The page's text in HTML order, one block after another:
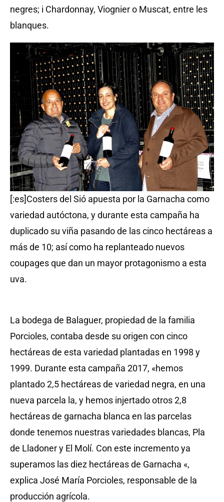
negres; i Chardonnay, Viognier o Muscat, entre les
blanques.
[:es]Costers del Sió apuesta por la Garnacha como
variedad autóctona, y durante esta campaña ha
duplicado su viña pasando de las cinco hectáreas a
más de 10; así como ha replanteado nuevos
coupages que dan un mayor protagonismo a esta
uva.
La bodega de Balaguer, propiedad de la familia
Porcioles, contaba desde su origen con cinco
hectáreas de esta variedad plantadas en 1998 y
1999. Durante esta campaña 2017, «hemos
plantado 2,5 hectáreas de variedad negra, en una
nueva parcela la, y hemos injertado otros 2,8
hectáreas de garnacha blanca en las parcelas
donde tenemos nuestras variedades blancas, Pla
de Lladoner y El Molí. Con este incremento ya
superamos las diez hectáreas de Garnacha «,
explica José María Porcioles, responsable de la
producción agrícola.